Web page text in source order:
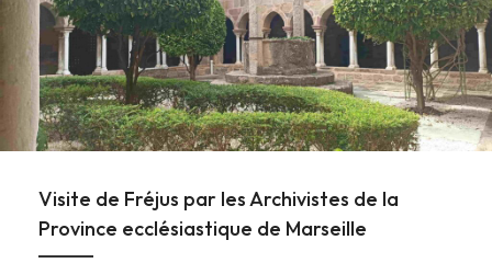
Visite de Fréjus par les Archivistes de la
Province ecclésiastique de Marseille